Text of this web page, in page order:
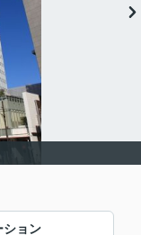
ション